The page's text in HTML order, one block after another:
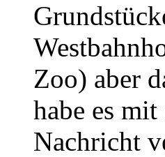
Zoo) aber
habe es
Nachricht